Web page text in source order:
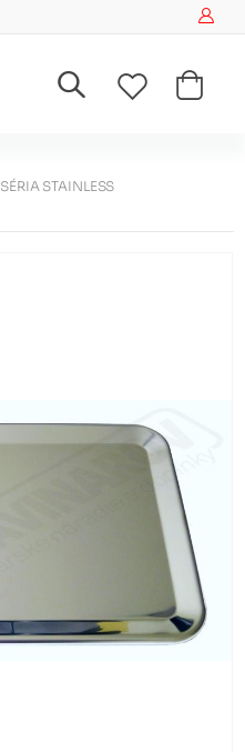
SÉRIA STAINLESS